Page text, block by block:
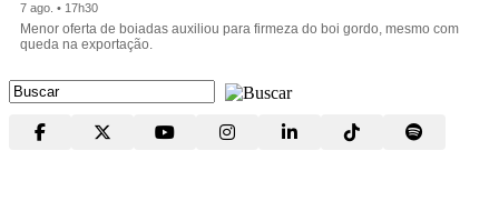
7 ago. • 17h30
Menor oferta de boiadas auxiliou para firmeza do boi gordo, mesmo com
queda na exportação.